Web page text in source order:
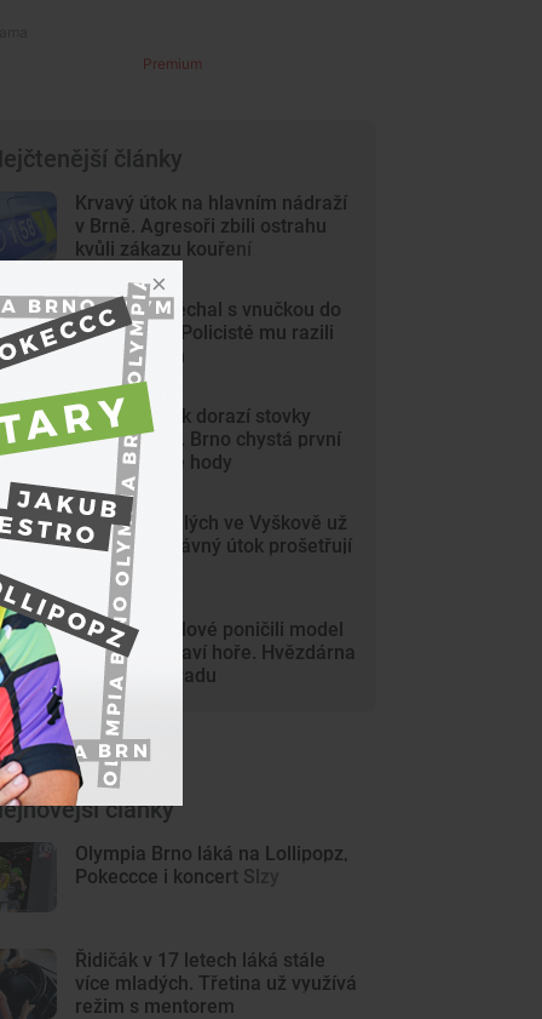
Premium
články
Krvavý útok na hlavním nádraží
v Brně. Agresoři zbili ostrahu
kvůli zákazu kouření
Dědeček spěchal s vnučkou do
nemocnice. Policisté mu razili
cestu Brnem
Na Svoboďák dorazí stovky
krojovaných. Brno chystá první
celoměstské hody
Gang nezletilých ve Vyškově už
dořádil. Nedávný útok prošetřují
kriminalisté
Mladí vandalové poničili model
Marsu na Kraví hoře. Hvězdárna
zařídila náhradu
články
Olympia Brno láká na Lollipopz,
Pokeccce i koncert Slzy
Řidičák v 17 letech láká stále
více mladých. Třetina už využívá
režim s mentorem